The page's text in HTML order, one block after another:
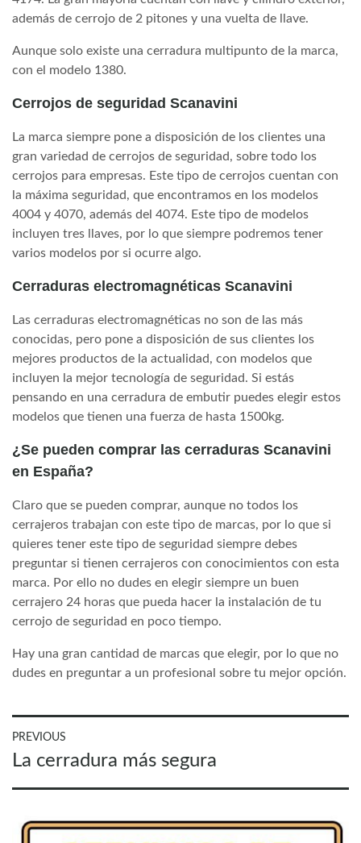
además de cerrojo de 2 pitones y una vuelta de llave.
Aunque solo existe una cerradura multipunto de la marca,
con el modelo 1380.
Cerrojos de seguridad Scanavini
La marca siempre pone a disposición de los clientes una
gran variedad de cerrojos de seguridad, sobre todo los
cerrojos para empresas. Este tipo de cerrojos cuentan con
la máxima seguridad, que encontramos en los modelos
4004 y 4070, además del 4074. Este tipo de modelos
incluyen tres llaves, por lo que siempre podremos tener
varios modelos por si ocurre algo.
Cerraduras electromagnéticas Scanavini
Las cerraduras electromagnéticas no son de las más
conocidas, pero pone a disposición de sus clientes los
mejores productos de la actualidad, con modelos que
incluyen la mejor tecnología de seguridad. Si estás
pensando en una cerradura de embutir puedes elegir estos
modelos que tienen una fuerza de hasta 1500kg.
¿Se pueden comprar las cerraduras Scanavini
en España?
Claro que se pueden comprar, aunque no todos los
cerrajeros trabajan con este tipo de marcas, por lo que si
quieres tener este tipo de seguridad siempre debes
preguntar si tienen cerrajeros con conocimientos con esta
marca. Por ello no dudes en elegir siempre un buen
cerrajero 24 horas que pueda hacer la instalación de tu
cerrojo de seguridad en poco tiempo.
Hay una gran cantidad de marcas que elegir, por lo que no
dudes en preguntar a un profesional sobre tu mejor opción.
Navegación
de
PREVIOUS
Previous
La cerradura más segura